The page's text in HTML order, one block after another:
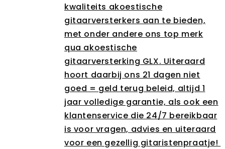
kwaliteits akoestische
gitaarversterkers aan te bieden,
met onder andere ons top merk
qua akoestische
gitaarversterking GLX. Uiteraard
hoort daarbij ons 21 dagen niet
goed = geld terug beleid, altijd 1
jaar volledige garantie, als ook een
klantenservice die 24/7 bereikbaar
is voor vragen, advies en uiteraard
voor een gezellig gitaristenpraatje!